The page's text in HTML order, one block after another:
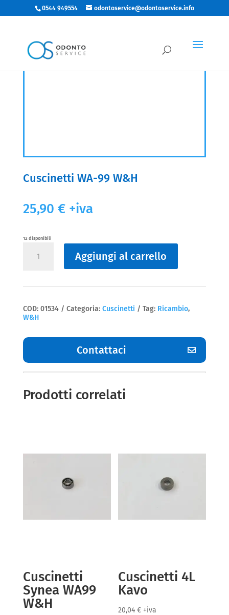
0544 949554 odontoservice@odontoservice.info
Cuscinetti WA-99 W&H
25,90 € +iva
12 disponibili
Aggiungi al carrello
COD: 01534 Categoria: Cuscinetti Tag: Ricambio,
W&H
Contattaci
Prodotti correlati
Cuscinetti
Synea WA99
W&H
Cuscinetti 4L
Kavo
20,04€ +iva